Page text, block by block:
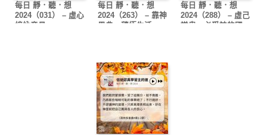
每日 靜．聽．想
2024（031） – 虛心
接納意見
每日 靜．聽．想
2024（263） – 靠神
恩典，積極生活
每日 靜．聽．想
2024（288） – 虛己
謙卑，必受神的國